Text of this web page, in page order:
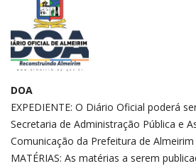
DOA
EXPEDIENTE: O Diário Oficial poderá
Secretaria de Administração Pública e
Comunicação da Prefeitura de Almeirim
MATÉRIAS: As matérias a serem